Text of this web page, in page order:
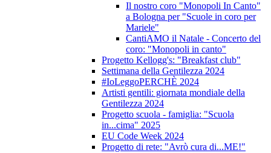
Il nostro coro "Monopoli In Canto"
a Bologna per "Scuole in coro per
Mariele"
CantiAMO il Natale - Concerto del
coro: "Monopoli in canto"
Progetto Kellogg's: "Breakfast club"
Settimana della Gentilezza 2024
#IoLeggoPERCHÈ 2024
Artisti gentili: giornata mondiale della
Gentilezza 2024
Progetto scuola - famiglia: "Scuola
in...cima" 2025
EU Code Week 2024
Progetto di rete: "Avrò cura di...ME!"